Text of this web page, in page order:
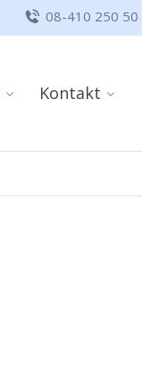
08-410 250 50
Kontakt